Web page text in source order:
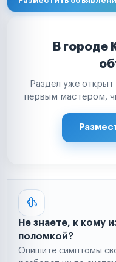
В городе
Раздел уже открыт
первым мастером,
Не знаете, к кому
поломкой?
Опишите симптомы